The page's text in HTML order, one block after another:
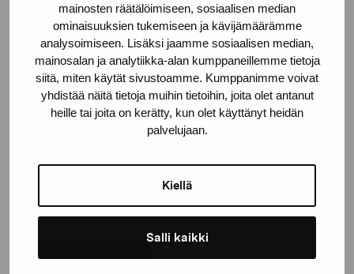
mainosten räätälöimiseen, sosiaalisen median
ominaisuuksien tukemiseen ja kävijämäärämme
analysoimiseen. Lisäksi jaamme sosiaalisen median,
mainosalan ja analytiikka-alan kumppaneillemme tietoja
siitä, miten käytät sivustoamme. Kumppanimme voivat
yhdistää näitä tietoja muihin tietoihin, joita olet antanut
heille tai joita on kerätty, kun olet käyttänyt heidän
palvelujaan.
Kiellä
Salli kaikki
Deponointipolitiikka
Pro Artibus -säätiön kokoelma on suuressa
kaksikielisiin yhteisöihin. Tutustu
deponointipolitiikkaamme.